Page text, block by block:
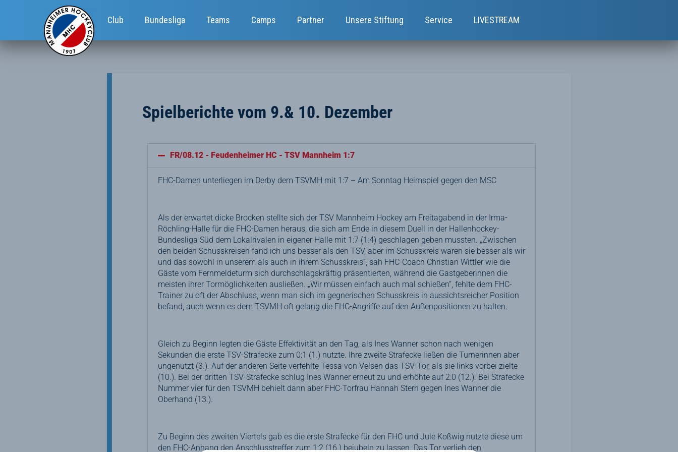
Club Bundesliga Teams Camps Partner Unsere Stiftung Service LIVESTREAM
Spielberichte vom 9.& 10. Dezember
FR/08.12 - Feudenheimer HC - TSV Mannheim 1:7
FHC-Damen unterliegen im Derby dem TSVMH mit 1:7 – Am Sonntag Heimspiel gegen den MSC
Als der erwartet dicke Brocken stellte sich der TSV Mannheim Hockey am Freitagabend in der Irma-
Röchling-Halle für die FHC-Damen heraus, die sich am Ende in diesem Duell in der Hallenhockey-
Bundesliga Süd dem Lokalrivalen in eigener Halle mit 1:7 (1:4) geschlagen geben mussten. „Zwischen
den beiden Schusskreisen fand ich uns besser als den TSV, aber im Schusskreis waren sie besser als wir
und das sowohl in unserem als auch in ihrem Schusskreis“, sah FHC-Coach Christian Wittler wie die
Gäste vom Fernmeldeturm sich durchschlagskräftig präsentierten, während die Gastgeberinnen die
meisten ihrer Tormöglichkeiten ausließen. „Wir müssen einfach auch mal schießen“, fehlte dem FHC-
Trainer zu oft der Abschluss, wenn man sich im gegnerischen Schusskreis in aussichtsreicher Position
befand, auch wenn es dem TSVMH oft gelang die FHC-Angriffe auf den Außenpositionen zu halten.
Gleich zu Beginn legten die Gäste Effektivität an den Tag, als Ines Wanner schon nach wenigen
Sekunden die erste TSV-Strafecke zum 0:1 (1.) nutzte. Ihre zweite Strafecke ließen die Turnerinnen aber
ungenutzt (3.). Auf der anderen Seite verfehlte Tessa von Velsen das TSV-Tor, als sie links vorbei zielte
(10.). Bei der dritten TSV-Strafecke schlug Ines Wanner erneut zu und erhöhte auf 2:0 (12.). Bei Strafecke
Nummer vier für den TSVMH behielt dann aber FHC-Torfrau Hannah Stern gegen Ines Wanner die
Oberhand (13.).
Zu Beginn des zweiten Viertels gab es die erste Strafecke für den FHC und Jule Koßwig nutzte diese um
den FHC-Anhang den Anschlusstreffer zum 1:2 (16.) bejubeln zu lassen. Das Tor verlieh den